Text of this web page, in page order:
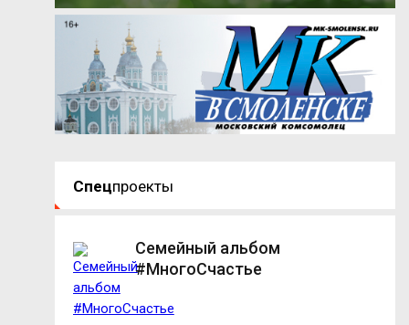
Спецпроекты
Семейный альбом
#МногоСчастье